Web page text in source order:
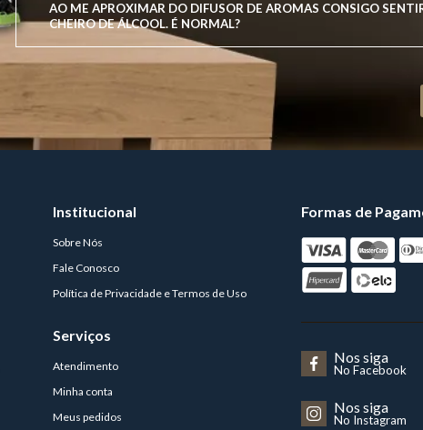
AO ME APROXIMAR DO DIFUSOR DE AROMAS CONSIGO
CHEIRO DE ÁLCOOL. É NORMAL?
Institucional
Sobre Nós
Fale Conosco
Política de Privacidade e Termos de Uso
Serviços
Atendimento
Minha conta
Meus pedidos
Formas de
Nos siga
No Facebook
Nos siga
No Instagram